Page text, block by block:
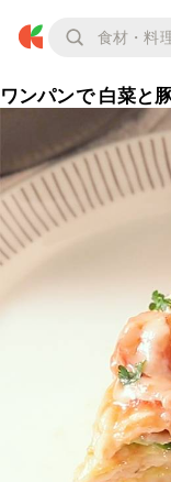
ワンパンで 白菜と